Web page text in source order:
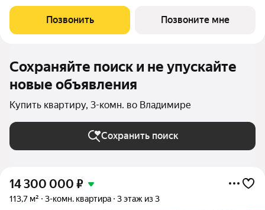
города Владимир, в непосредственной близости от новой
транспортной артерии города -
Позвонить Позвоните мне
Сохраняйте поиск и не упускайте
новые объявления
Купить квартиру, 3-комн. во Владимире
Сохранить поиск
14 300 000 ₽
113,7 м² 3-комн. квартира 3 этаж из 3